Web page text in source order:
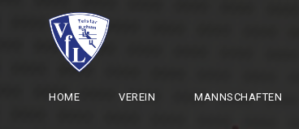
HOME VEREIN MANNSCHAFTEN